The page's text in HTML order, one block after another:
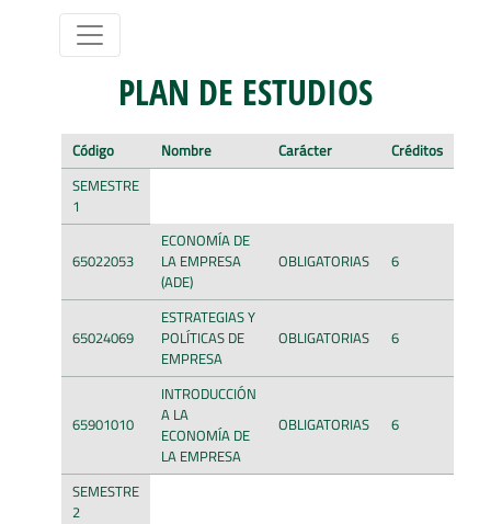
PLAN DE ESTUDIOS
Código Nombre Carácter
Créditos
SEMESTRE
1
65022053
ECONOMÍA DE
LA EMPRESA
(ADE)
OBLIGATORIAS 6
65024069
ESTRATEGIAS Y
POLÍTICAS DE
EMPRESA
OBLIGATORIAS 6
65901010
INTRODUCCIÓN
A LA
ECONOMÍA DE
LA EMPRESA
OBLIGATORIAS 6
SEMESTRE
2